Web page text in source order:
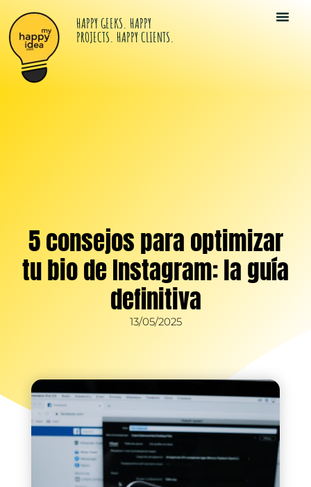
HAPPY GEEKS. HAPPY
PROJECTS. HAPPY CLIENTS.
5 consejos para optimizar
tu bio de Instagram: la guía
definitiva
13/05/2025